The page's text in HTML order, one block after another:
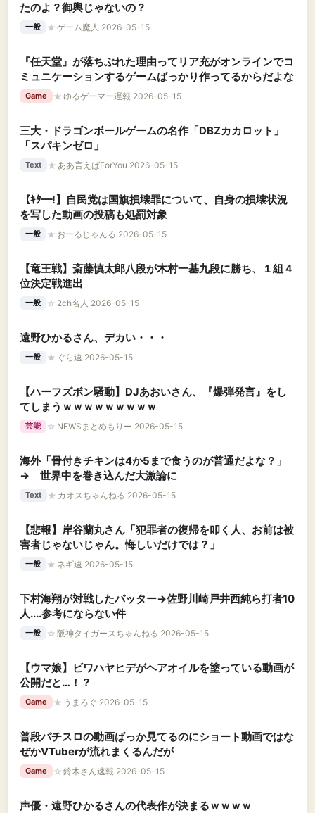
たのよ？御輿じゃないの？
一般 ★ ゲーム魔人 2026-05-15
『任天堂』が落ちぶれた理由ってリア充がオンラインでコ
ミュニケーションするゲームばっかり作ってるからだよな
Game ★ ゆるゲーマー遅報 2026-05-15
三大・ドラゴンボールゲームの名作「DBZカカロット」
「スパキンゼロ」
Text ★ ああ言えばForYou 2026-05-15
【ｷﾀ━!】自民党は国旗損壊罪について、自身の損壊状況
を写した動画の投稿も処罰対象
一般 ★ おーるじゃんる 2026-05-15
【竜王戦】斎藤慎太郎八段が木村一基九段に勝ち、１組４
位決定戦進出
一般 ☆ 2ch名人 2026-05-15
遠野ひかるさん、デカい・・・
一般 ★ ぐら速 2026-05-15
【ハーフズボン騒動】DJあおいさん、『爆弾発言』をし
てしまうｗｗｗｗｗｗｗｗｗ
芸能 ☆ NEWSまとめもりー 2026-05-15
海外「骨付きチキンは4か5まで食うのが普通だよな？」
→ 世界中を巻き込んだ大激論に
Text ★ カオスちゃんねる 2026-05-15
【悲報】岸谷蘭丸さん「犯罪者の復帰を叩く人、お前は被
害者じゃないじゃん。悔しいだけでは？」
一般 ★ ネギ速 2026-05-15
下村海翔が対戦したバッター→佐野川崎戸井西純ら打者10
人....参考にならない件
一般 ☆ 阪神タイガースちゃんねる 2026-05-15
【ウマ娘】ビワハヤヒデがヘアオイルを塗っている動画が
公開だと…！？
Game ★ うまろぐ 2026-05-15
普段パチスロの動画ばっか見てるのにショート動画ではな
ぜかVTuberが流れまくるんだが
Game ☆ 鈴木さん速報 2026-05-15
声優・遠野ひかるさんの代表作が決まるｗｗｗｗ